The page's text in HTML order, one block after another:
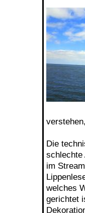
Die
schlechte
im
welches
gerichtet